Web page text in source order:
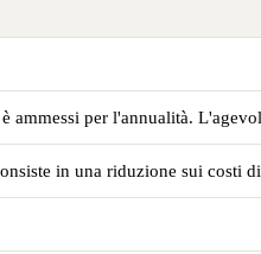
ammessi per l'annualità.
in una riduzione sui costi